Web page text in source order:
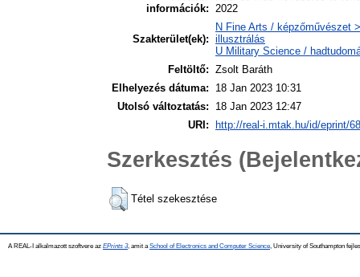
információk:
2022
Szakterület(ek):
N Fine Arts / képzőművészet
illusztrálás
U Military Science /
Feltöltő: Zsolt Baráth
Elhelyezés dátuma:
18 Jan 2023 10:31
Utolsó változtatás:
18 Jan 2023 12:47
URI: http://real-i.mtak.hu/id/eprint/
Szerkesztés
Tétel szekesztése
A REAL-I alkalmazott szoftvere az EPrints 3, amit a School of Electronics and Computer Science , University of Southampton